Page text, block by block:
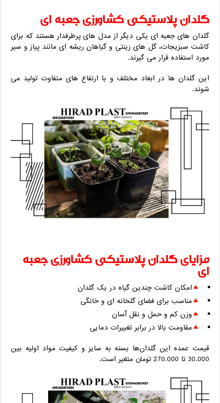
گلدان پلاستیکی کشاورزی جعبه ای
گلدان های جعبه ای یکی دیگر از مدل های پرطرفدار هستند که برای
کاشت سبزیجات، گل های زینتی و گیاهان ریشه ای مانند پیاز و سیر
مورد استفاده قرار می گیرند.
این گلدان ها در ابعاد مختلف و با ارتفاع های متفاوت تولید می
شوند.
مزایای گلدان پلاستیکی کشاورزی جعبه
ای
امکان کاشت چندین گیاه در یک گلدان
مناسب برای فضای گلخانه ای و خانگی
وزن کم و حمل و نقل آسان
مقاومت بالا در برابر تغییرات دمایی
قیمت عمده این گلدان‌ها بسته به سایز و کیفیت مواد اولیه بین
30.000 تا 270.000 تومان متغیر است.